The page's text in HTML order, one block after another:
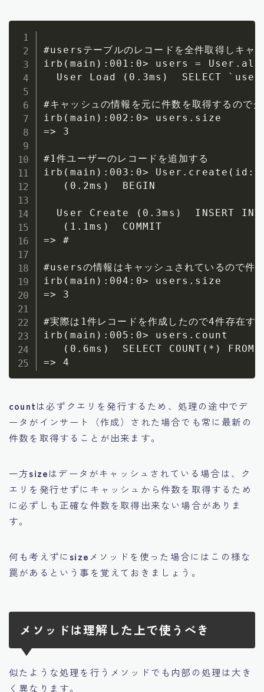
#usersテーブルのレコードを全件取得しキャ
irb(main):001:0> users =
User Load (0.3ms)  SELECT
#キャッシュの情報を元に件数を取得するので
irb(main):002:0> users.size
=> 3
#1件ユーザーのレコードを追加する
irb(main):003:0>
   (0.2ms)  BEGIN
User Create (0.3ms)  INSERT
   (1.1ms)  COMMIT
=> #
#usersの情報はキャッシュされているので件
irb(main):004:0> users.size
=> 3
#実際は1件レコードを作成したので4件存在す
irb(main):005:0> users.count
(0.6ms)  SELECT COUNT(*) FROM
countは必ずクエリを発行するため、処理の途中でデ
ータがインサート（作成）された場合でも常に最新の
件数を取得することが出来ます。
一方sizeはデータがキャッシュされている場合は、ク
エリを発行せずにキャッシュから件数を取得するため
に必ずしも正確な件数を取得出来ない場合がありま
す。
何も考えずにsizeメソッドを使った場合にはこの様な
罠があるという事を覚えておきましょう。
メソッドは理解した上で使うべき
似たような処理を行うメソッドでも内部の処理は大き
く異なります。